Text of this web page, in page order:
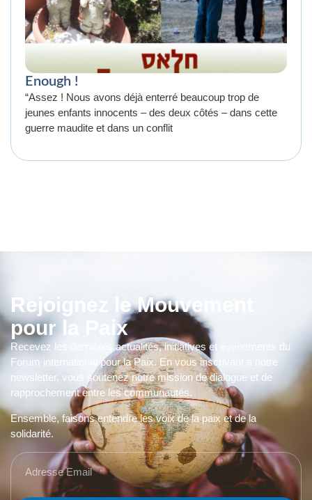
Enough !
“Assez ! Nous avons déjà enterré beaucoup trop de
jeunes enfants innocents – des deux côtés – dans cette
guerre maudite et dans un conflit
Rejoignez le Mouvement
pour la Paix
Recevez les dernières actualités, initiatives et événements du
Forum international pour la Paix. En vous inscrivant à notre
newsletter, vous soutenez notre mission de dialogue et de
rapprochement entre les communautés.
Ensemble, faisons entendre les voix de la paix et de la
solidarité.